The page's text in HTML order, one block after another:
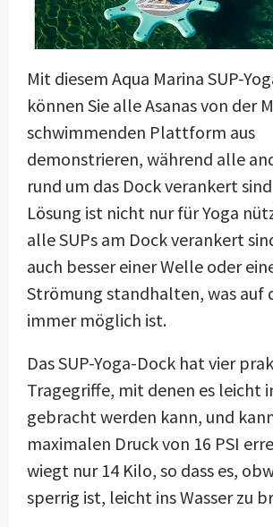
Mit diesem Aqua Marina SUP-
können Sie alle Asanas von der
schwimmenden Plattform aus
demonstrieren, während alle
rund um das Dock verankert
Lösung ist nicht nur für Yoga
alle SUPs am Dock verankert
auch besser einer Welle oder
Strömung standhalten, was auf
immer möglich ist.
Das SUP-Yoga-Dock hat vier
Tragegriffe, mit denen es leicht
gebracht werden kann, und
maximalen Druck von 16 PSI
wiegt nur 14 Kilo, so dass es,
sperrig ist, leicht ins Wasser zu